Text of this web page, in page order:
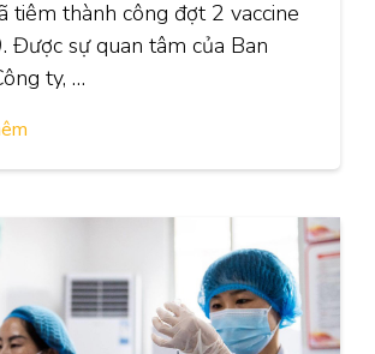
tiêm thành công đợt 2 vaccine
Được sự quan tâm của Ban
ty, …